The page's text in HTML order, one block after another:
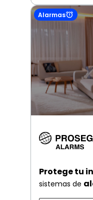
Alarmas
Protege tu
sistemas de